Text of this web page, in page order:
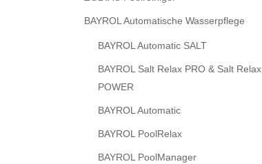
BAYROL Automatische Wasserpflege
BAYROL Automatic SALT
BAYROL Salt Relax PRO & Salt Relax
POWER
BAYROL Automatic
BAYROL PoolRelax
BAYROL PoolManager